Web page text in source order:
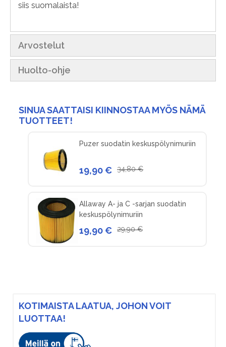
siis suomalaista!
Arvostelut
Huolto-ohje
KOTIMAISTA LAATUA, JOHON VOIT
LUOTTAA!
SINUA SAATTAISI KIINNOSTAA MYÖS NÄMÄ
TUOTTEET!
Puzer suodatin keskuspölynimuriin
19,90 € 34,80 €
Allaway A- ja C -sarjan suodatin
keskuspölynimuriin
19,90 € 29,90 €